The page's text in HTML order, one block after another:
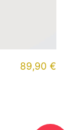
89,90 €